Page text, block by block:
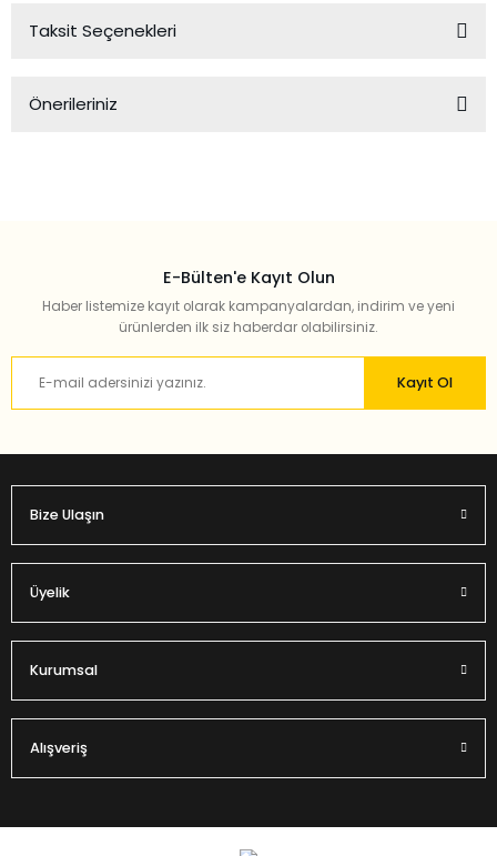
Taksit Seçenekleri
Önerileriniz
Ürün resmi kalitesiz, bozuk veya görüntülenemiyor.
Ürün açıklamasında eksik bilgiler bulunuyor.
Gönder
E-Bülten'e Kayıt Olun
Haber listemize kayıt olarak kampanyalardan, indirim ve yeni
ürünlerden ilk siz haberdar olabilirsiniz.
Kayıt Ol
Bize Ulaşın
Üyelik
Kurumsal
Alışveriş